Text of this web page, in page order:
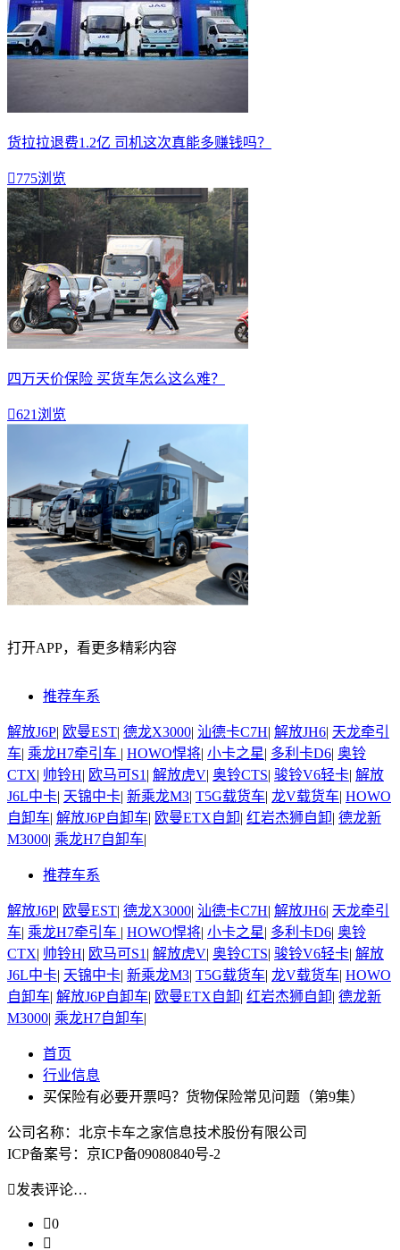
货拉拉退费1.2亿 司机这次真能多赚钱吗？
775浏览
四万天价保险 买货车怎么这么难？
621浏览
打开APP，看更多精彩内容
推荐车系
解放J6P| 欧曼EST| 德龙X3000| 汕德卡C7H| 解放JH6| 天龙牵引
车| 乘龙H7牵引车 | HOWO悍将| 小卡之星| 多利卡D6| 奥铃
CTX| 帅铃H| 欧马可S1 | 解放虎V| 奥铃CTS| 骏铃V6轻卡| 解放
J6L中卡| 天锦中卡| 新乘龙M3| T5G载货车| 龙V载货车| HOWO
自卸车| 解放J6P自卸车| 欧曼ETX自卸| 红岩杰狮自卸| 德龙新
M3000| 乘龙H7自卸车|
推荐车系
解放J6P| 欧曼EST| 德龙X3000| 汕德卡C7H| 解放JH6| 天龙牵引
车| 乘龙H7牵引车 | HOWO悍将| 小卡之星| 多利卡D6| 奥铃
CTX| 帅铃H| 欧马可S1 | 解放虎V| 奥铃CTS| 骏铃V6轻卡| 解放
J6L中卡| 天锦中卡| 新乘龙M3| T5G载货车| 龙V载货车| HOWO
自卸车| 解放J6P自卸车| 欧曼ETX自卸| 红岩杰狮自卸| 德龙新
M3000| 乘龙H7自卸车|
首页
行业信息
买保险有必要开票吗？货物保险常见问题（第9集）
公司名称：北京卡车之家信息技术股份有限公司
ICP备案号：京ICP备09080840号-2
发表评论…
0
